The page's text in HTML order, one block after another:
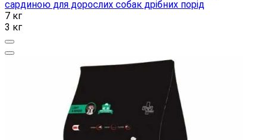
сардиною для дорослих собак дрібних порід
7 кг
3 кг